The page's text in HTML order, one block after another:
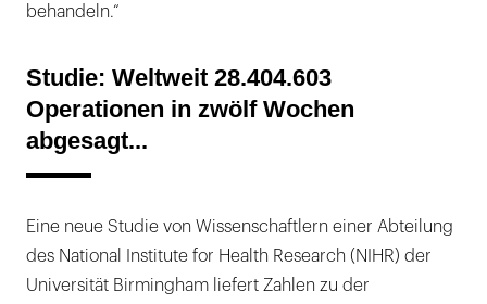
behandeln.“
Studie: Weltweit 28.404.603
Operationen in zwölf Wochen
abgesagt...
Eine neue Studie von Wissenschaftlern einer Abteilung
des National Institute for Health Research (NIHR) der
Universität Birmingham liefert Zahlen zu der